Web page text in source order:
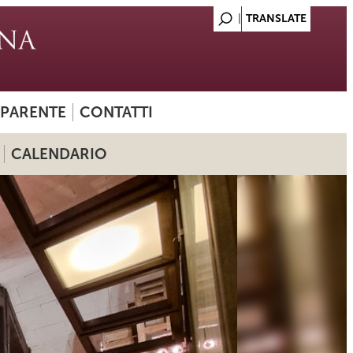
CONTATTI
CALENDARIO